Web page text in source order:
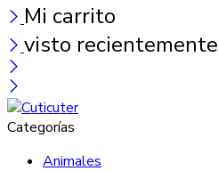
Mi carrito
visto recientemente
Categorías
Animales